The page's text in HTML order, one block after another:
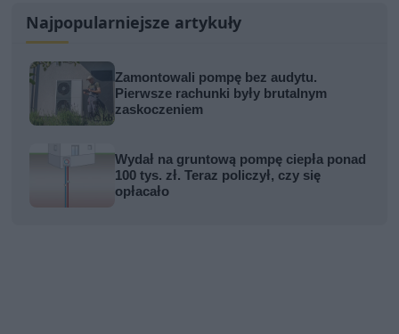
Najpopularniejsze artykuły
Zamontowali pompę bez audytu.
Pierwsze rachunki były brutalnym
zaskoczeniem
Wydał na gruntową pompę ciepła ponad
100 tys. zł. Teraz policzył, czy się
opłacało